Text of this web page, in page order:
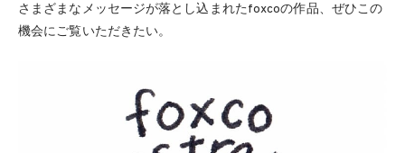
さまざまなメッセージが落とし込まれたfoxcoの作品、ぜひこの
機会にご覧いただきたい。